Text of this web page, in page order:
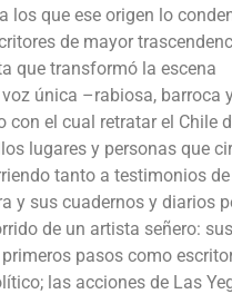
los que ese origen lo
de mayor
que transformó la escena
única –rabiosa, barroca
con el cual retratar el Chile
lugares y personas que
tanto a testimonios
y sus cuadernos y diarios
de un artista señero:
pasos como
las acciones de Las